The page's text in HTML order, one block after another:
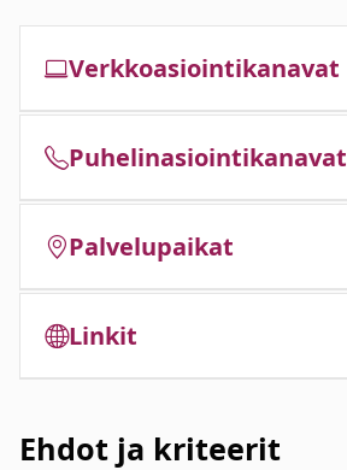
Verkkoasiointikanavat
Puhelinasiointikanavat
Palvelupaikat
Linkit
Ehdot ja kriteerit